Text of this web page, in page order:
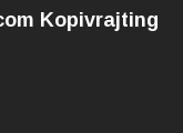
Kopivrajting